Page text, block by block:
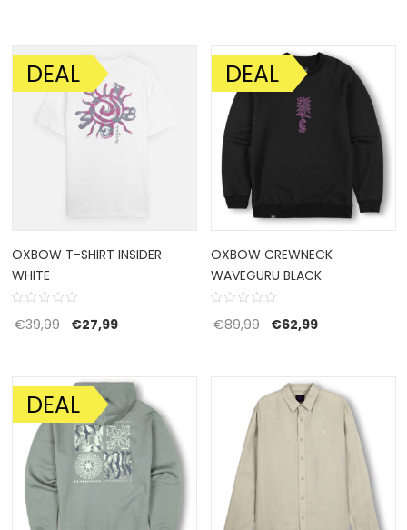
AANBIEDING!
DEAL
OXBOW T-SHIRT INSIDER
WHITE
€39,99 Oorspronkelijke prijs was: €39,99.
€27,99Huidige prijs is: €27,99.
AANBIEDING!
DEAL
OXBOW CREWNECK
WAVEGURU BLACK
€89,99 Oorspronkelijke prijs
€62,99Huidige prijs
AANBIEDING!
DEAL